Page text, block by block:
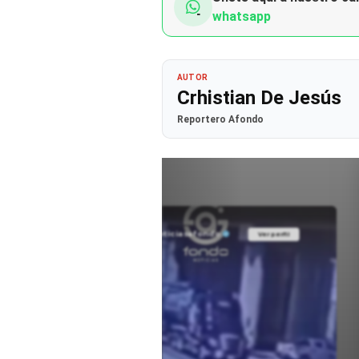
whatsapp
AUTOR
Crhistian De Jesús
Reportero Afondo
Ver perfil
@noticiasafondo Ver perfil